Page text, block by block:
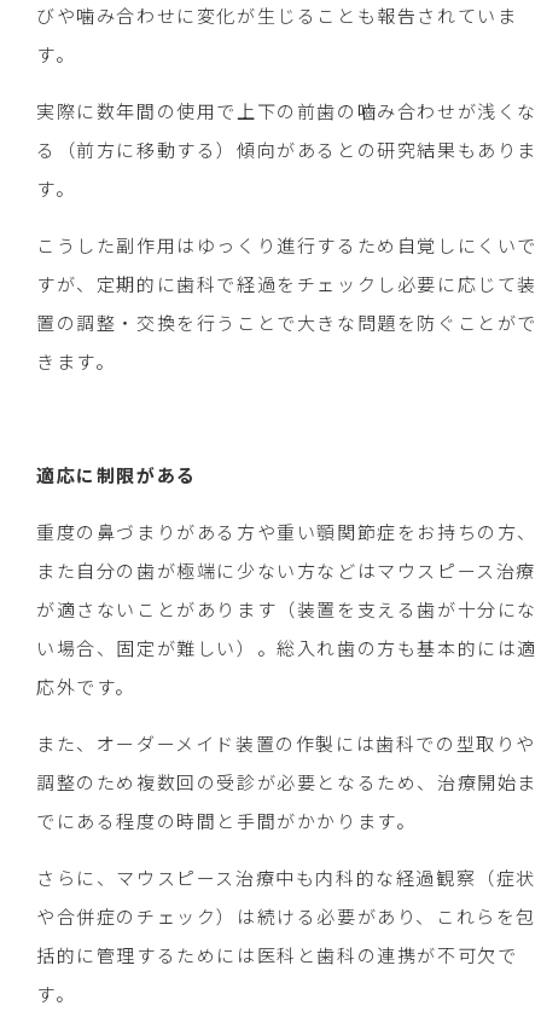
びや噛み合わせに変化が生じることも報告されていま
す。
実際に数年間の使用で上下の前歯の嚙み合わせが浅くな
る（前方に移動する）傾向があるとの研究結果もありま
す。
こうした副作用はゆっくり進行するため自覚しにくいで
すが、定期的に歯科で経過をチェックし必要に応じて装
置の調整・交換を行うことで大きな問題を防ぐことがで
きます。
適応に制限がある
重度の鼻づまりがある方や重い顎関節症をお持ちの方、
また自分の歯が極端に少ない方などはマウスピース治療
が適さないことがあります（装置を支える歯が十分にな
い場合、固定が難しい）。総入れ歯の方も基本的には適
応外です。
また、オーダーメイド装置の作製には歯科での型取りや
調整のため複数回の受診が必要となるため、治療開始ま
でにある程度の時間と手間がかかります。
さらに、マウスピース治療中も内科的な経過観察（症状
や合併症のチェック）は続ける必要があり、これらを包
括的に管理するためには医科と歯科の連携が不可欠で
す。